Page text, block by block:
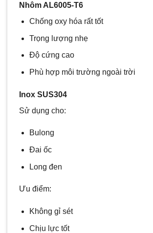
Nhôm AL6005-T6
Chống oxy hóa rất tốt
Trọng lượng nhẹ
Độ cứng cao
Phù hợp môi trường ngoài trời
Inox SUS304
Sử dụng cho:
Bulong
Đai ốc
Long đen
Ưu điểm:
Không gỉ sét
Chịu lực tốt